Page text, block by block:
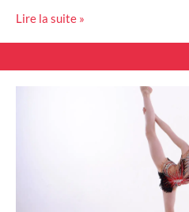
Lire la suite »